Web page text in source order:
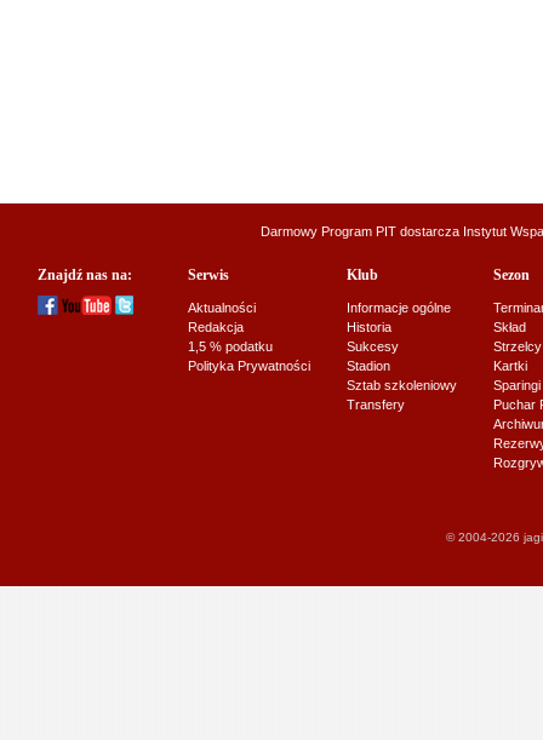
Darmowy Program PIT dostarcza Instytut
Znajdź nas na: Serwis
Aktualności
Redakcja
1,5 % podatku
Polityka Prywatności
Klub
Informacje ogólne
Historia
Sukcesy
Stadion
Sztab szkoleniowy
Transfery
Sezon
Skład
Strzelcy
Kartki
Sparingi
Puchar
© 2004-2026